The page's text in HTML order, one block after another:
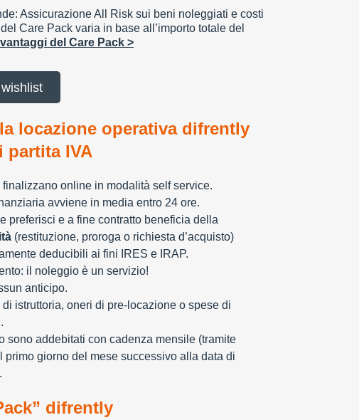
Assicurazione All Risk sui beni noleggiati e costi
Care Pack varia in base all’importo totale del
del Care Pack >
locazione operativa difrently
partita IVA
online in modalità self service.
avviene in media entro 24 ore.
preferisci e a fine contratto beneficia della
(restituzione, proroga o richiesta d’acquisto)
deducibili ai fini IRES e IRAP.
il noleggio è un servizio!
anticipo.
istruttoria, oneri di pre-locazione o spese di
sono addebitati con cadenza mensile (tramite
primo giorno del mese successivo alla data di
difrently